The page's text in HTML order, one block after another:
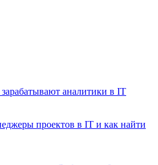
аналитики в IT
проектов в IT и как найти